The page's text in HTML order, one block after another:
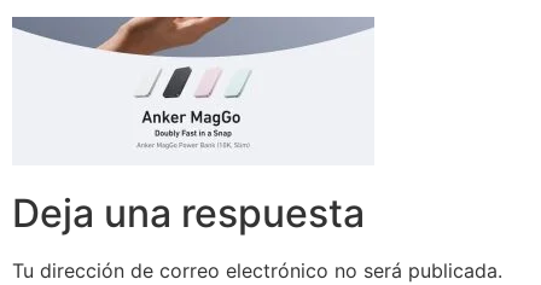
Deja una respuesta
Tu dirección de correo electrónico no será publicada.